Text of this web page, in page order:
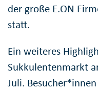
der große E.ON
statt.
Ein weiteres
Sukkulentenmarkt
Juli.